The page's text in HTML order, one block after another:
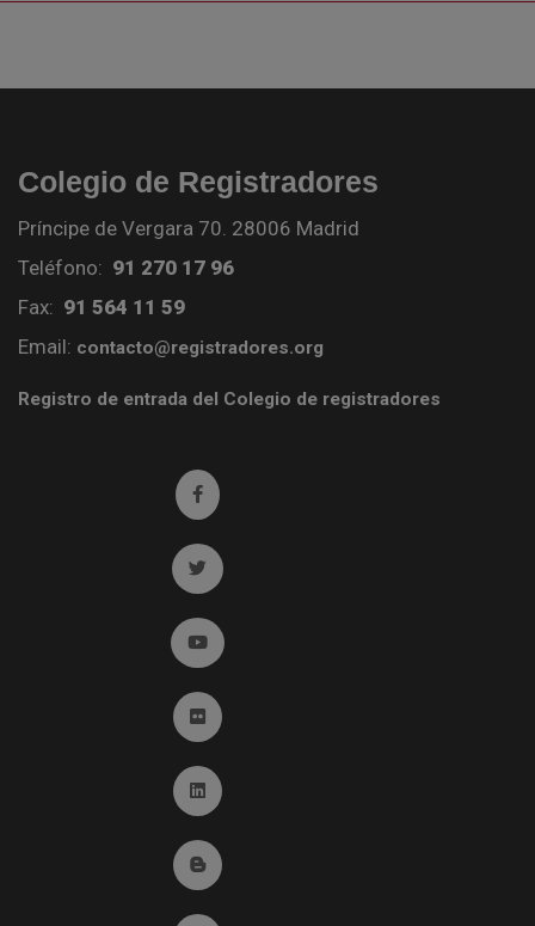
Colegio de Registradores
Príncipe de Vergara 70. 28006 Madrid
Teléfono: 91 270 17 96
Fax: 91 564 11 59
Email: contacto@registradores.org
Registro de entrada del Colegio de registradores
Ir a facebook (abre en ventana nueva)
Ir a twitter (abre en ventana nueva)
Ir a YouTube (abre en ventana nueva)
Ir a Flickr (abre en ventana nueva)
Ir a Linkedin (abre en ventana nueva)
Ir al Blog (abre en ventana nueva)